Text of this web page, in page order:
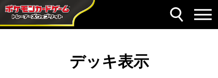
デッキ表示